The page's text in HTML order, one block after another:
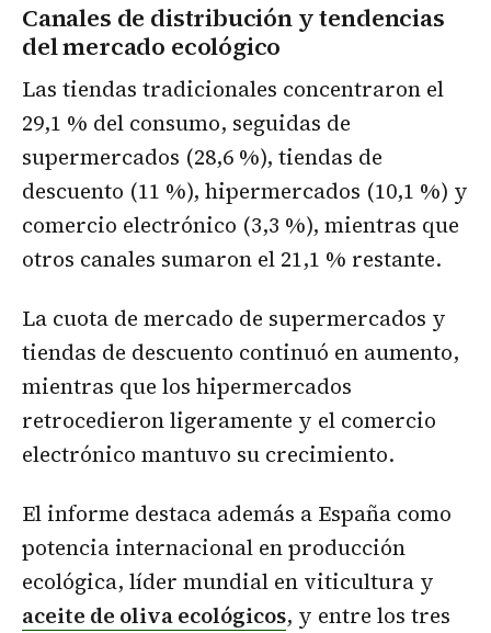
Canales de distribución y tendencias
del mercado ecológico
Las tiendas tradicionales concentraron el
29,1 % del consumo, seguidas de
supermercados (28,6 %), tiendas de
descuento (11 %), hipermercados (10,1 %) y
comercio electrónico (3,3 %), mientras que
otros canales sumaron el 21,1 % restante.
La cuota de mercado de supermercados y
tiendas de descuento continuó en aumento,
mientras que los hipermercados
retrocedieron ligeramente y el comercio
electrónico mantuvo su crecimiento.
El informe destaca además a España como
potencia internacional en producción
ecológica, líder mundial en viticultura y
aceite de oliva ecológicos, y entre los tres